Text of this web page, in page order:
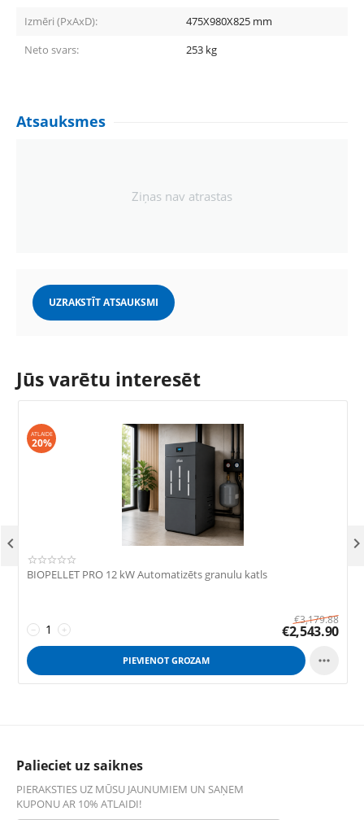
Izmēri (PxAxD):
475X980X825 mm
Neto svars:
253 kg
Atsauksmes
Ziņas nav atrastas
UZRAKSTĪT ATSAUKSMI
Jūs varētu interesēt
ATLAIDE
20%
BIOPELLET PRO 12 kW Automatizēts granulu katls
+
−
€3,179.88
€2,543.90
PIEVIENOT GROZAM 

Palieciet uz saiknes
PIERAKSTIES UZ MŪSU JAUNUMIEM UN SAŅEM
KUPONU AR 10% ATLAIDI!